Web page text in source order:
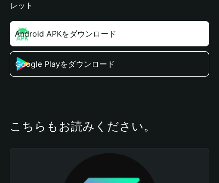
レット
Android APKをダウンロード
Google Playをダウンロード
こちらもお読みください。